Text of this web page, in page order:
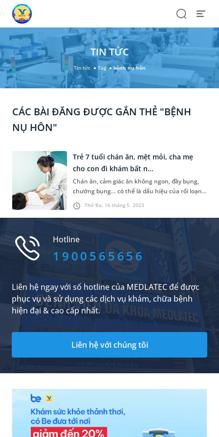
SearchOpen
TIN TỨC
Tin tức Tag bệnh nụ hôn
CÁC BÀI ĐĂNG ĐƯỢC GẮN THẺ "BỆNH
NỤ HÔN"
Thứ Ba, 16 tháng 5, 2023
Trẻ 7 tuổi chán ăn, mệt mỏi, cha mẹ
cho con đi khám bất n...
Chán ăn, cảm giác ăn không ngon, đầy bụng,
chướng bụng… có thể là dấu hiệu của rối loạn
tiêu hóa, nhưng với triệu chứng này trẻ 7 tuổi
đi khám lại bất ngờ phát hiện nguyên nhân do
bệnh của “nụ hôn” gây nên.
Hotline
1900565656
Liên hệ ngay với số hotline của MEDLATEC để được
phục vụ và sử dụng các dịch vụ khám, chữa bệnh
hiện đại & cao cấp nhất.
Liên hệ với chúng tôi